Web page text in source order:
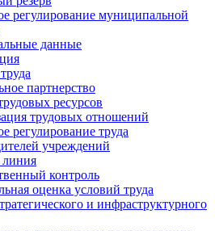
регулирование муниципальной
данные
партнерство
ресурсов
трудовых отношений
регулирование труда
учреждений
линия
контроль
оценка условий труда
и инфраструктурного